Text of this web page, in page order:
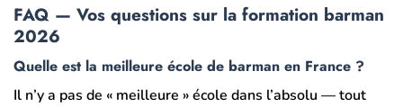
FAQ — Vos questions sur la formation barman
2026
Quelle est la meilleure école de barman en France ?
Il n’y a pas de « meilleure » école dans l’absolu — tout